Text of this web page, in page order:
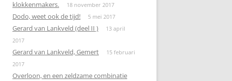
klokkenmakers.
18 november 2017
Dodo, weet ook de tijd! 5 mei 2017
Gerard van Lankveld (deel II )
13 april
2017
Gerard van Lankveld, Gemert
15 februari
2017
Overloon, en een zeldzame combinatie